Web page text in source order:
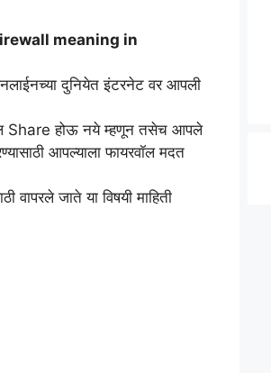
meaning in
दुनियेत इंटरनेट वर आपली
Share होऊ नये म्हणून तसेच आपले
आपल्याला फायरवॉल मदत
जाते या विषयी माहिती